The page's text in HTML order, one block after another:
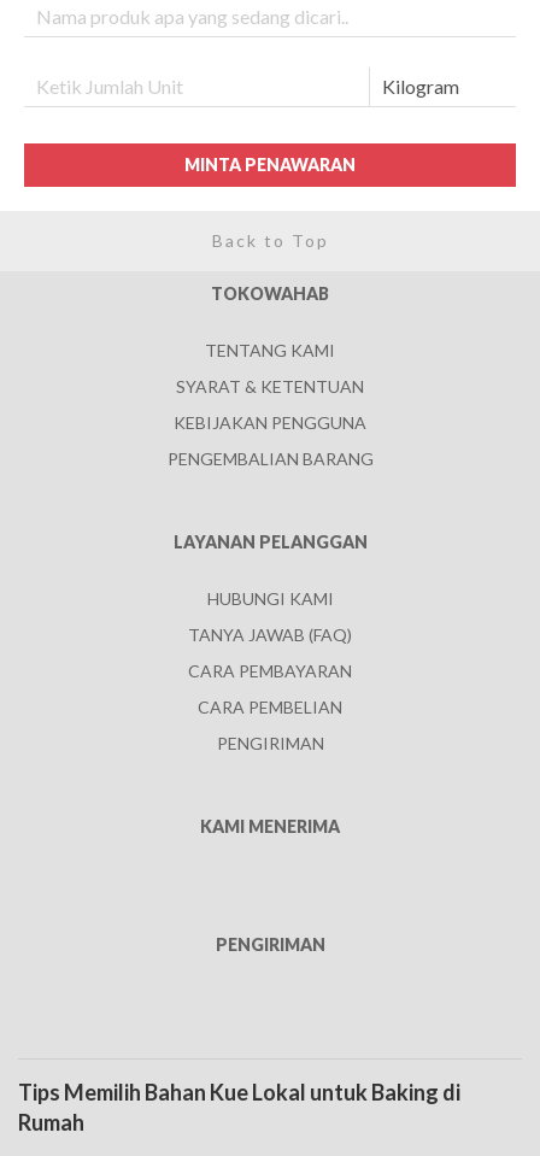
MINTA PENAWARAN
Back to Top
TOKOWAHAB
TENTANG KAMI
SYARAT & KETENTUAN
KEBIJAKAN PENGGUNA
PENGEMBALIAN BARANG
LAYANAN PELANGGAN
HUBUNGI KAMI
TANYA JAWAB (FAQ)
CARA PEMBAYARAN
CARA PEMBELIAN
PENGIRIMAN
KAMI MENERIMA
PENGIRIMAN
Tips Memilih Bahan Kue Lokal untuk Baking di
Rumah